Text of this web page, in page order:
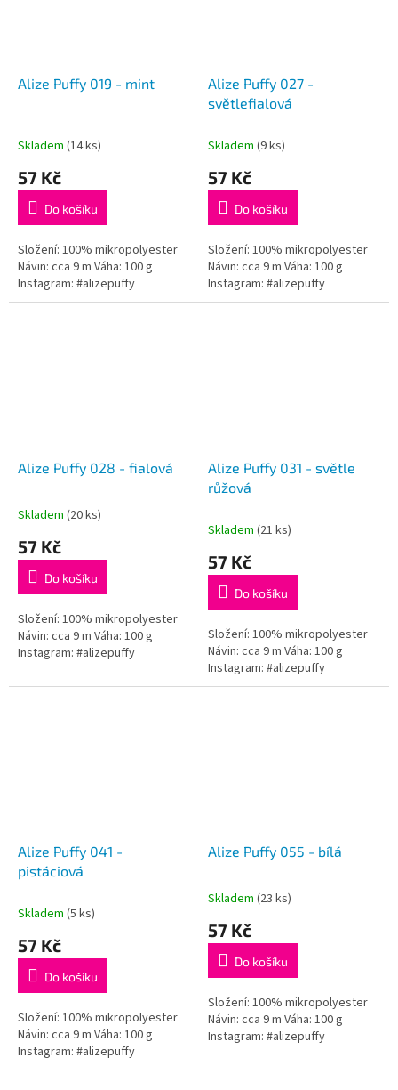
Alize Puffy 019 - mint
Skladem (14 ks)
57 Kč
Do košíku
Složení: 100% mikropolyester
Návin: cca 9 m Váha: 100 g
Instagram: #alizepuffy
Alize Puffy 027 -
světlefialová
Skladem (9 ks)
57 Kč
Do košíku
Složení: 100% mikropolyester
Návin: cca 9 m Váha: 100 g
Instagram: #alizepuffy
Alize Puffy 028 - fialová
Průměrné
produktu
5,0
5
hvězdiček.
Skladem (20 ks)
57 Kč
Do košíku
Složení: 100% mikropolyester
Návin: cca 9 m Váha: 100 g
Instagram: #alizepuffy
Alize Puffy 031 - světle
růžová
Skladem (21 ks)
57 Kč
Do košíku
Složení: 100% mikropolyester
Návin: cca 9 m Váha: 100 g
Instagram: #alizepuffy
Alize Puffy 041 -
pistáciová
Skladem (5 ks)
57 Kč
Do košíku
Složení: 100% mikropolyester
Návin: cca 9 m Váha: 100 g
Instagram: #alizepuffy
Alize Puffy 055 - bílá
Průměrné
produktu
5,0
5
hvězdiček.
Skladem (23 ks)
57 Kč
Do košíku
Složení: 100% mikropolyester
Návin: cca 9 m Váha: 100 g
Instagram: #alizepuffy